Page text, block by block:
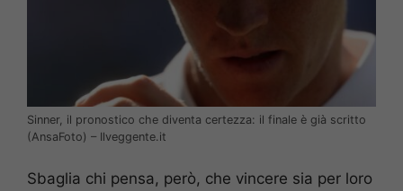
Sinner, il pronostico che diventa certezza: il finale è già scritto
(AnsaFoto) – Ilveggente.it
Sbaglia chi pensa, però, che vincere sia per loro